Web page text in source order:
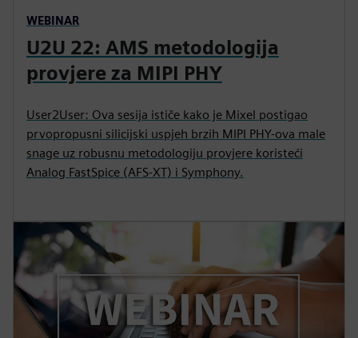
WEBINAR
U2U 22: AMS metodologija
provjere za MIPI PHY
User2User: Ova sesija ističe kako je Mixel postigao
prvopropusni silicijski uspjeh brzih MIPI PHY-ova male
snage uz robusnu metodologiju provjere koristeći
Analog FastSpice (AFS-XT) i Symphony.